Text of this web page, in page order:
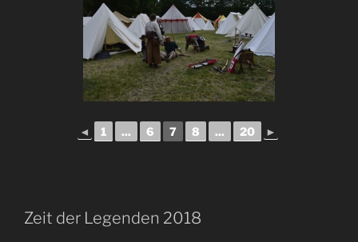
◄ 1 ... 6 7 8 ... 20 ►
Zeit der Legenden 2018